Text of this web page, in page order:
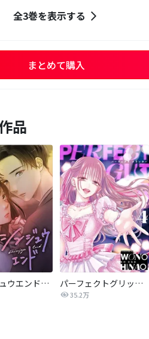
全3巻を表示する
まとめて購入
品
シンジュウエンド【タテヨミ】 パーフェクトグリッター
35.2万